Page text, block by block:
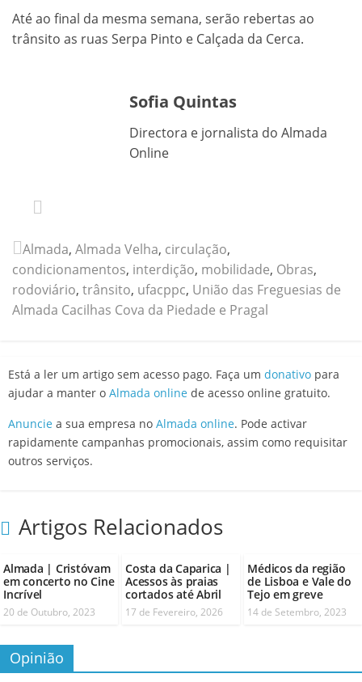
Até ao final da mesma semana, serão rebertas ao
trânsito as ruas Serpa Pinto e Calçada da Cerca.
Sofia Quintas
Directora e jornalista do Almada
Online
Almada, Almada Velha, circulação,
condicionamentos, interdição, mobilidade, Obras,
rodoviário, trânsito, ufacppc, União das Freguesias de
Almada Cacilhas Cova da Piedade e Pragal
Está a ler um artigo sem acesso pago. Faça um donativo para
ajudar a manter o Almada online de acesso online gratuito.
Anuncie a sua empresa no Almada online. Pode activar
rapidamente campanhas promocionais, assim como requisitar
outros serviços.
Artigos Relacionados
Almada | Cristóvam
em concerto no Cine
Incrível
20 de Outubro, 2023
Costa da Caparica |
Acessos às praias
cortados até Abril
17 de Fevereiro, 2026
Médicos da região
de Lisboa e Vale do
Tejo em greve
14 de Setembro, 2023
Opinião